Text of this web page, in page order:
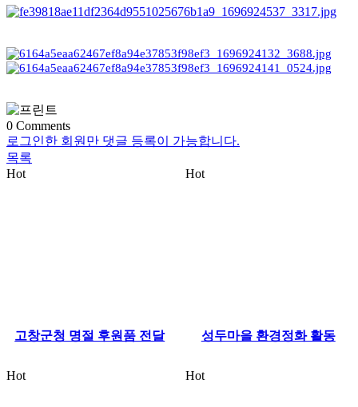
0 Comments
로그인한 회원만 댓글 등록이 가능합니다.
목록
Hot
고창군청 명절 후원품 전달
Hot
성두마을 환경정화 활동
Hot Hot